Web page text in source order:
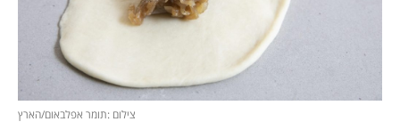
צילום :תומר אפלבאום/הארץ